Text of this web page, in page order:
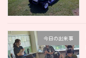
今日の出来事